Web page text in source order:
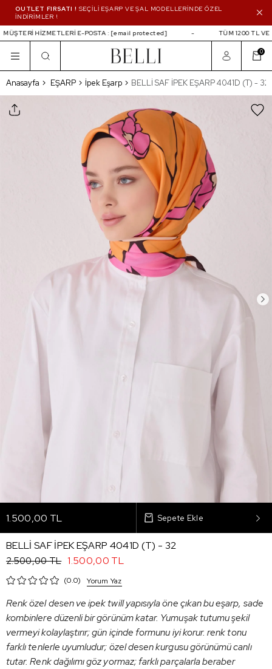
OUTLET FIRSATI ! SEÇİLİ EŞARP VE ŞAL MODELLERİNDE ÖZEL
İNDİRİMLER !
HİZMETLERİ E-POSTA :[email protected] TÜM 1200 TL VE
0
BELLİ SAF İPEK EŞARP 4041D (T) - 32
Anasayfa EŞARP İpek Eşarp BELLİ SAF İPEK EŞARP 4041D (T) - 32
1.500,00 TL
BELLİ SAF İPEK EŞARP 4041D (T) - 32
2.500,00 TL 1.500,00 TL
0.0 Yorum Yaz
Renk özel desen ve ipek twill yapısıyla öne çıkan bu eşarp, sade
kombinlere düzenli bir görünüm katar. Yumuşak tutumu şekil
vermeyi kolaylaştırır; gün içinde formunu iyi korur. renk tonu
farklı tenlerle uyumludur; özel desen kurgusu görünümü canlı
tutar. Renk dağılımı göz yormaz; farklı parçalarla beraber